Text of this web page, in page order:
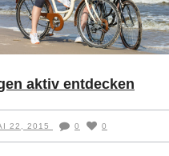
aktiv entdecken
22, 2015 0 0